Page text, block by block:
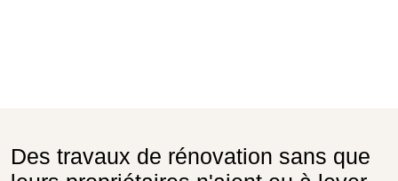
Des travaux de rénovation sans que